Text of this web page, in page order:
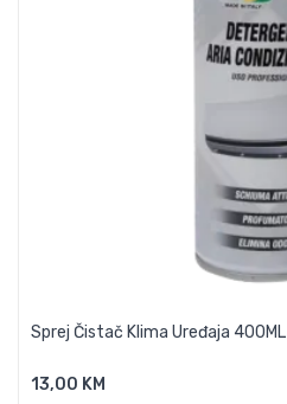
Sprej Čistač Klima Uređaja 400ML
13,00 KMDodaj U Košaricu